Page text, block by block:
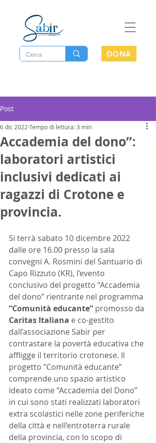
DONA
Post
Accademia del dono”:
laboratori artistici
inclusivi dedicati ai
ragazzi di Crotone e
provincia.
6 dic 2022 Tempo di lettura: 3 min
Si terrà sabato 10 dicembre 2022
dalle ore 16.00 presso la sala
convegni A. Rosmini del Santuario di
Capo Rizzuto (KR), l’evento
conclusivo del progetto “Accademia
del dono” rientrante nel programma
“Comunità educante” promosso da
Caritas Italiana e co-gestito
dall’associazione Sabir per
contrastare la povertà educativa che
affligge il territorio crotonese. Il
progetto “Comunità educante”
comprende uno spazio artistico
ideato come “Accademia del Dono”
in cui sono stati realizzati laboratori
extra scolastici nelle zone periferiche
della città e nell’entroterra rurale
della provincia, con lo scopo di